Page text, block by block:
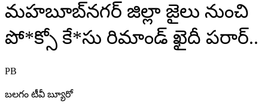
మహబూబ్‌నగర్ జిల్లా జైలు నుంచి
పో*క్సో కే*సు రిమాండ్ ఖైదీ పరార్..
PB
బలగం టీవీ బ్యూరో